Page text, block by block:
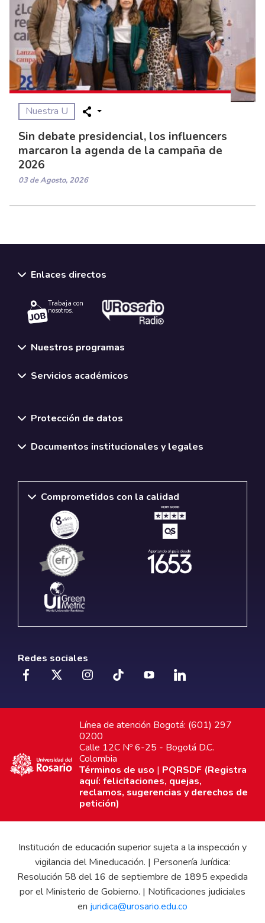
Nuestra U
Sin debate presidencial, los influencers
marcaron la agenda de la campaña de
2026
03 de Agosto, 2026
Enlaces directos
Trabaja con
nosotros.
Nuestros programas
Servicios académicos
Protección de datos
Documentos institucionales y legales
Comprometidos con la calidad
Redes sociales
Línea de atención Bogotá: (601) 297
0200
Calle 12C Nº 6-25 - Bogotá D.C.
Colombia
Términos de uso | PQRSDF (Registra
aquí: felicitaciones, quejas,
reclamos, sugerencias y derechos de
petición)
Institución de educación superior sujeta a la inspección y
vigilancia del Mineducación. | Personería Jurídica:
Resolución 58 del 16 de septiembre de 1895 expedida
por el Ministerio de Gobierno. | Notificaciones judiciales
en juridica@urosario.edu.co